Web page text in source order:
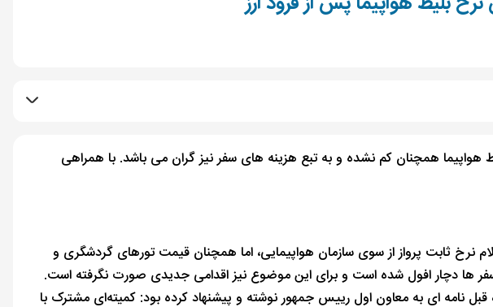
هواپیما همچنان کم نشده و به تبع هزینه های سفر نیز گران می باشد. با همراهی
نرخ ثابت پرواز از سوی سازمان هواپیمایی، اما همچنان قیمت تورهای گردشگری و
ها دچار افول شده است و برای این موضوع نیز اقدامی جدیدی صورت نگرفته است.
نامه ای به معاون اول رییس جمهور نوشته و پیشنهاد کرده بود: کمیته‌ای مشترک با